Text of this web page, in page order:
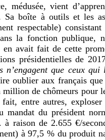
médusée, vient
Sa boîte à outils et les
respectable)
la fonction publique,
avait fait de cette
présidentielles de
n’engagent que ceux qui
oublier aux français
million de chômeurs pour
entre autres,
mandat du président
raison de 2.655 €/
à 97,5 % du produit